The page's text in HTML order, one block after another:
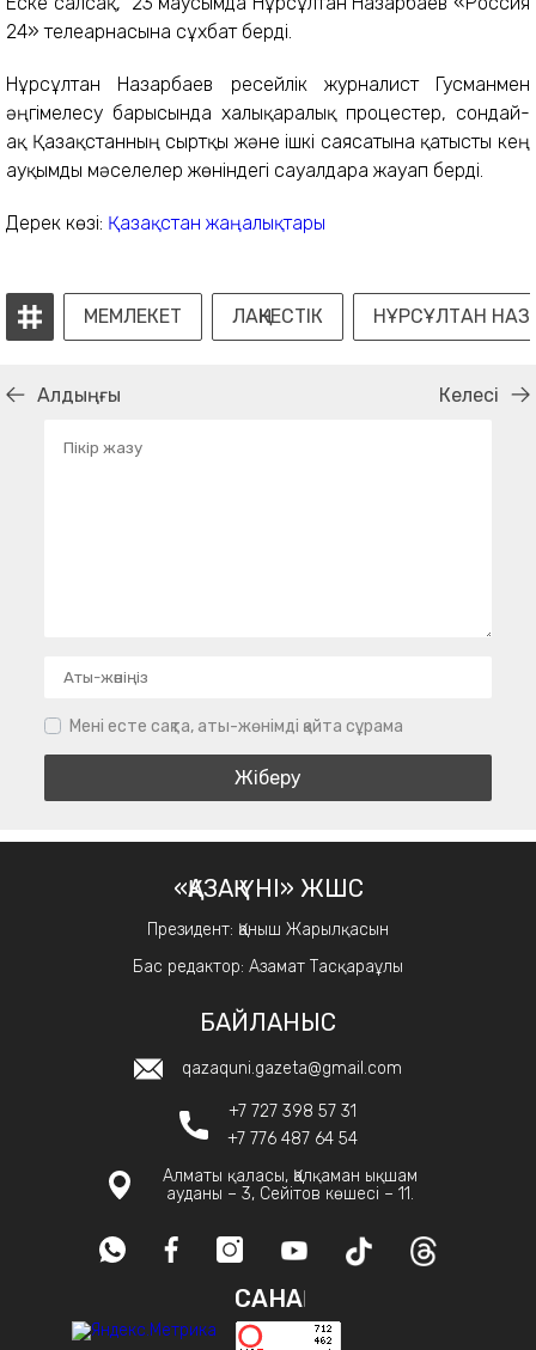
24» телеарнасына сұхбат берді.
Нұрсұлтан Назарбаев ресейлік журналист Гусманмен
әңгімелесу барысында халықаралық процестер, сондай-
ақ Қазақстанның сыртқы және ішкі саясатына қатысты кең
ауқымды мәселелер жөніндегі сауалдарға жауап берді.
Дерек көзі: Қазақстан жаңалықтары
МЕМЛЕКЕТ ЛАҢКЕСТІК НҰРСҰЛТАН
Алдыңғы Келесі
Мені есте сақта, аты-жөнімді қайта сұрама
«ҚАЗАҚ ҮНІ» ЖШС
Президент: Қаныш Жарылқасын
Бас редактор: Азамат Тасқараұлы
БАЙЛАНЫС
qazaquni.gazeta@gmail.com
+7 727 398 57 31
+7 776 487 64 54
Алматы қаласы, Қалқаман ықшам
ауданы – 3, Сейітов көшесі – 11.
САНАҚ